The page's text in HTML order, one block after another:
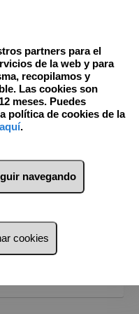
partners para el
de la web y para
recopilamos y
Las cookies son
meses. Puedes
política de cookies de la
aquí.
navegando
cookies